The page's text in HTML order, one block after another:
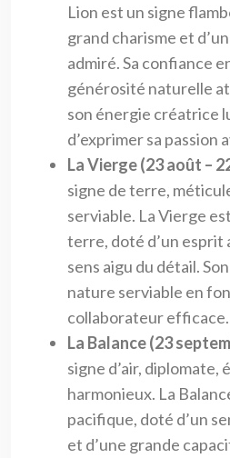
Lion est un signe
grand charisme et
admiré. Sa confiance
générosité naturelle
son énergie créatrice
d’exprimer sa passion
La Vierge (23 août –
signe de terre,
serviable. La Vierge
terre, doté d’un esprit
sens aigu du détail.
nature serviable en
collaborateur efficace.
La Balance (23
signe d’air, diplomate,
harmonieux. La
pacifique, doté d’un
et d’une grande